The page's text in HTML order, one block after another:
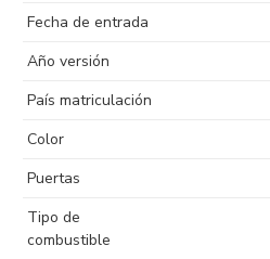
Fecha de entrada
Año versión
País matriculación
Color
Puertas
Tipo de
combustible